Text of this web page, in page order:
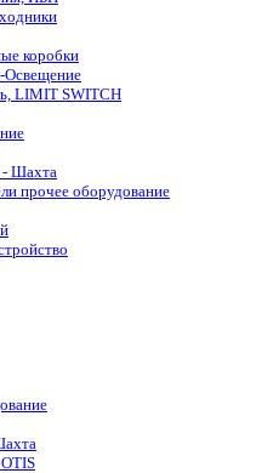
коробки
Освещение
LIMIT SWITCH
- Шахта
прочее оборудование